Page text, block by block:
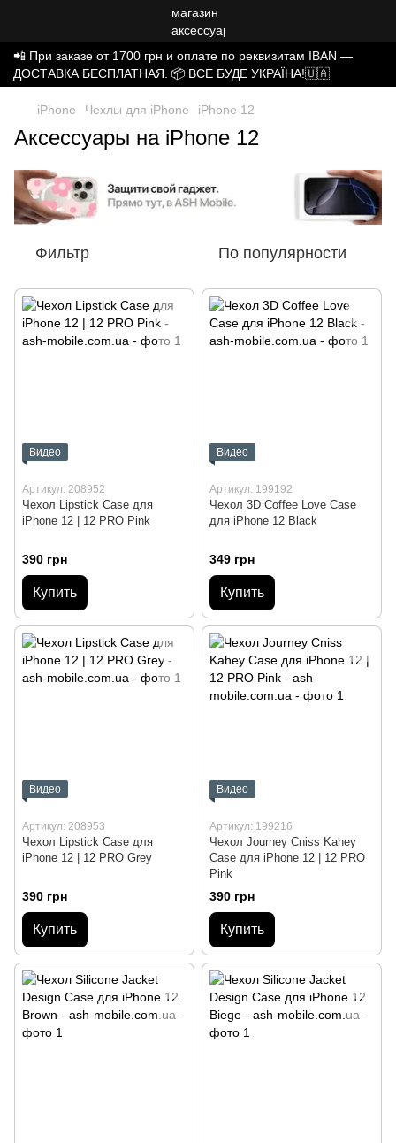
📲 При заказе от 1700 грн и оплате по реквизитам IBAN —
ДОСТАВКА БЕСПЛАТНАЯ. 📦 ВСЕ БУДЕ УКРАЇНА!🇺🇦
iPhone Чехлы для iPhone iPhone 12
Аксессуары на iPhone 12
Фильтр По популярности
Видео
Артикул: 208952
Чехол Lipstick Case для
iPhone 12 | 12 PRO Pink
390 грн
Купить
Видео
Артикул: 199192
Чехол 3D Coffee Love Case
для iPhone 12 Black
349 грн
Купить
Видео
Артикул: 208953
Чехол Lipstick Case для
iPhone 12 | 12 PRO Grey
390 грн
Купить
Видео
Артикул: 199216
Чехол Journey Cniss Kahey
Case для iPhone 12 | 12 PRO
Pink
390 грн
Купить